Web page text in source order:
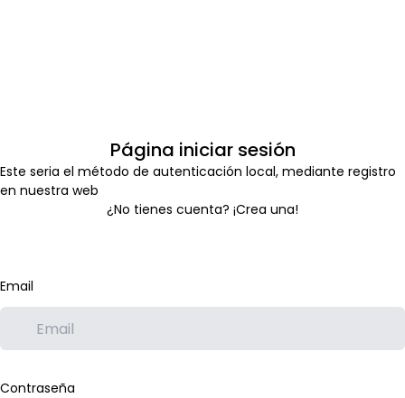
Página iniciar sesión
Este seria el método de autenticación local, mediante registro
en nuestra web
¿No tienes cuenta? ¡Crea una!
Email
Contraseña